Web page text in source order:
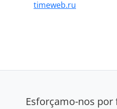
timeweb.ru
Esforçamo-nos por